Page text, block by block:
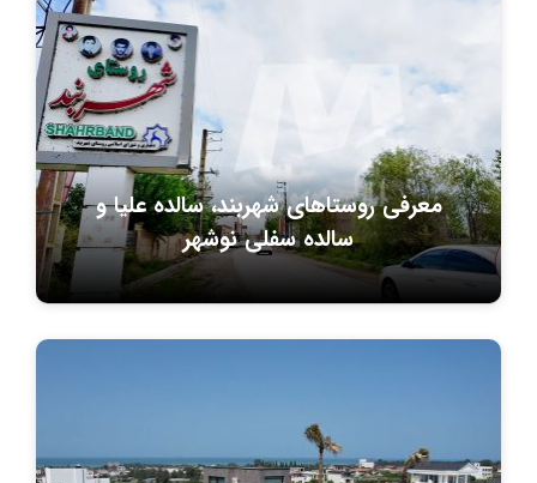
معرفی روستاهای شهربند، سالده علیا و
سالده سفلی نوشهر